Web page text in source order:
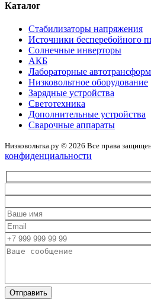
Каталог
Стабилизаторы напряжения
Источники бесперебойного
Солнечные инверторы
АКБ
Лабораторные
Низковольтное оборудование
Зарядные устройства
Светотехника
Дополнительные устройства
Сварочные аппараты
Низковольтка.ру © 2026 Все права
конфиденциальности